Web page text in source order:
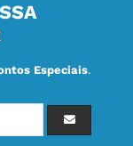
Especiais.